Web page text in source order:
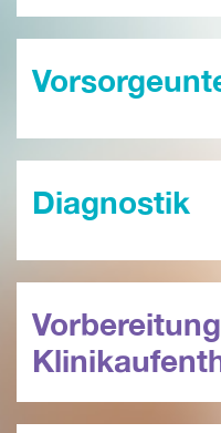
Diagnostik